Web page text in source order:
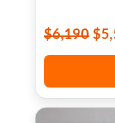
$6,190 $